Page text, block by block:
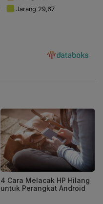
4 Cara Melacak HP Hilang
untuk Perangkat Android